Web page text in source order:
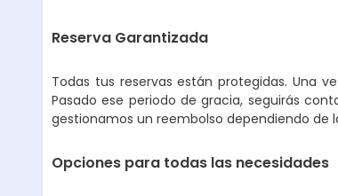
Reserva Garantizada
Todas tus reservas están protegidas. Una
Pasado ese periodo de gracia, seguirás
gestionamos un reembolso dependiendo de
Opciones para todas las necesidades